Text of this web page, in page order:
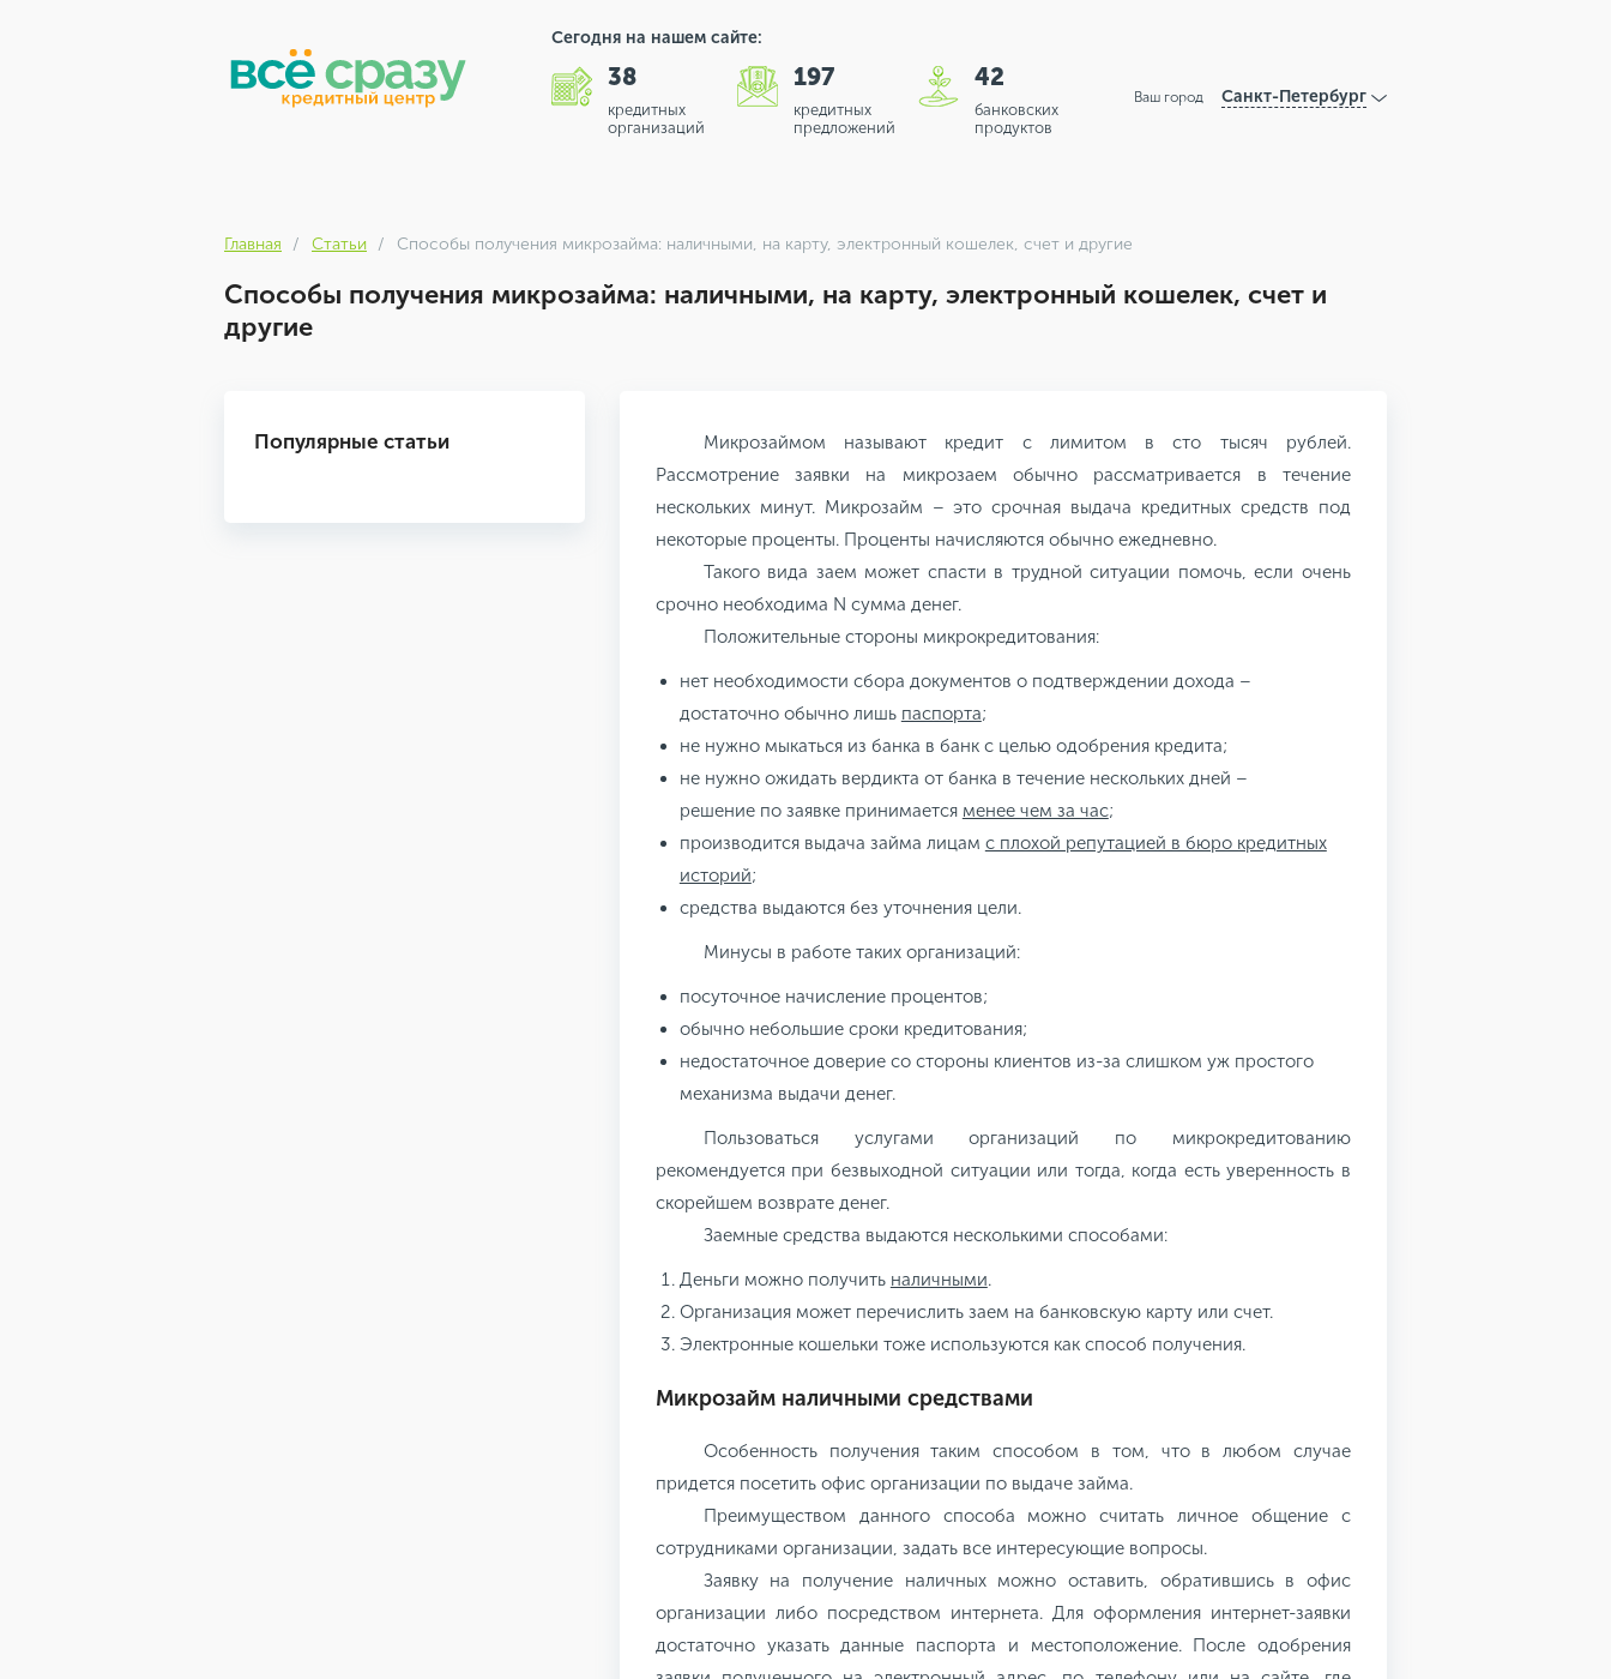
Сегодня на нашем сайте:
38
кредитных
организаций
197
кредитных
предложений
42
банковских
продуктов
Ваш город Санкт-Петербург
Главная Статьи Способы получения микрозайма: наличными, на карту, электронный кошелек, счет и другие
Способы получения микрозайма: наличными, на карту, электронный кошелек, счет и
другие
Популярные статьи
Микрозаймом называют кредит с лимитом в сто тысяч рублей.
Рассмотрение заявки на микрозаем обычно рассматривается в течение
нескольких минут. Микрозайм – это срочная выдача кредитных средств под
некоторые проценты. Проценты начисляются обычно ежедневно.
Такого вида заем может спасти в трудной ситуации помочь, если очень
срочно необходима N сумма денег.
Положительные стороны микрокредитования:
нет необходимости сбора документов о подтверждении дохода –
достаточно обычно лишь паспорта;
не нужно мыкаться из банка в банк с целью одобрения кредита;
не нужно ожидать вердикта от банка в течение нескольких дней –
решение по заявке принимается менее чем за час;
производится выдача займа лицам с плохой репутацией в бюро кредитных
историй;
средства выдаются без уточнения цели.
Минусы в работе таких организаций:
посуточное начисление процентов;
обычно небольшие сроки кредитования;
недостаточное доверие со стороны клиентов из-за слишком уж простого
механизма выдачи денег.
Пользоваться услугами организаций по микрокредитованию
рекомендуется при безвыходной ситуации или тогда, когда есть уверенность в
скорейшем возврате денег.
Заемные средства выдаются несколькими способами:
Деньги можно получить наличными.
Организация может перечислить заем на банковскую карту или счет.
Электронные кошельки тоже используются как способ получения.
Микрозайм наличными средствами
Особенность получения таким способом в том, что в любом случае
придется посетить офис организации по выдаче займа.
Преимуществом данного способа можно считать личное общение с
сотрудниками организации, задать все интересующие вопросы.
Заявку на получение наличных можно оставить, обратившись в офис
организации либо посредством интернета. Для оформления интернет-заявки
достаточно указать данные паспорта и местоположение. После одобрения